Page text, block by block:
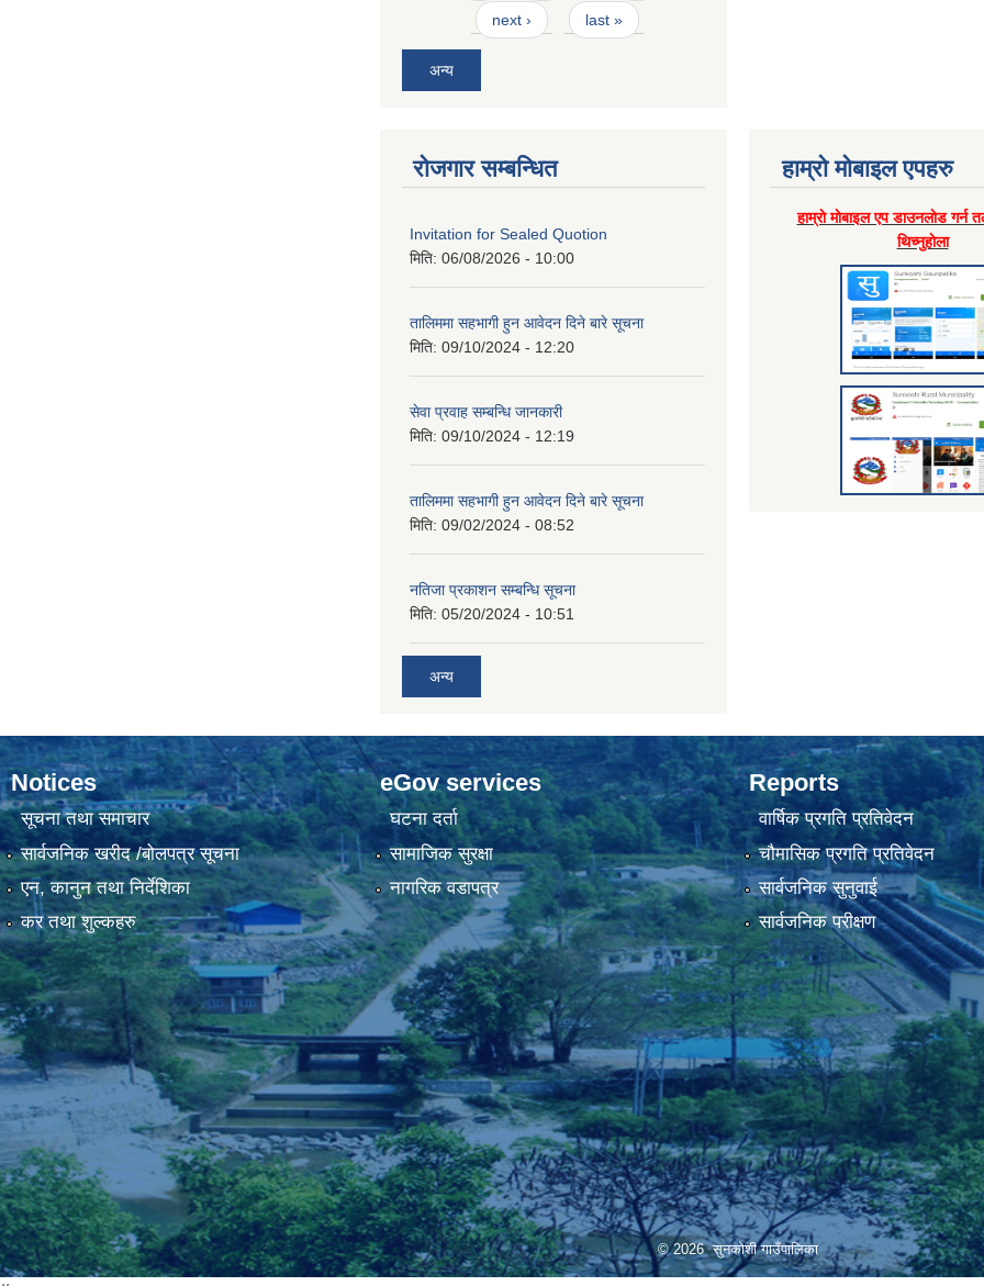
next › last »
अन्य
रोजगार सम्बन्धित
Invitation for Sealed Quotion
मिति: 06/08/2026 - 10:00
तालिममा सहभागी हुन आवेदन दिने बारे सूचना
मिति: 09/10/2024 - 12:20
सेवा प्रवाह सम्बन्धि जानकारी
मिति: 09/10/2024 - 12:19
तालिममा सहभागी हुन आवेदन दिने बारे सूचना
मिति: 09/02/2024 - 08:52
नतिजा प्रकाशन सम्बन्धि सूचना
मिति: 05/20/2024 - 10:51
अन्य
हाम्राे माेबाइल एपहरु
हाम्राे माेबाइल एप डाउनलाेड गर्न
थिच्नुहाेला
Notices
सूचना तथा समाचार
सार्वजनिक खरीद /बोलपत्र सूचना
एन, कानुन तथा निर्देशिका
कर तथा शुल्कहरु
eGov services
घटना दर्ता
सामाजिक सुरक्षा
नागरिक वडापत्र
Reports
वार्षिक प्रगति प्रतिवेदन
चौमासिक प्रगति प्रतिवेदन
सार्वजनिक सुनुवाई
सार्वजनिक परीक्षण
© 2026 सुनकोशी गाउँपालिका